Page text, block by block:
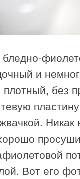
бледно-
и
без
Никак
Вот его